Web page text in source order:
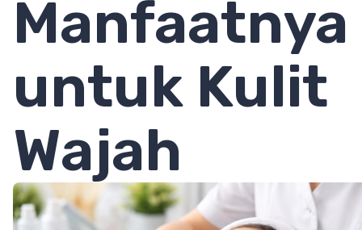
Manfaatnya
untuk Kulit
Wajah